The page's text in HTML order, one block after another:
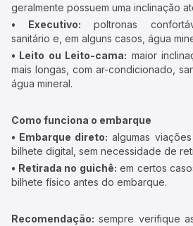
geralmente possuem uma inclinação
• Executivo: poltronas
sanitário e, em alguns casos, água
• Leito ou Leito-cama: maior
mais longas, com ar-condicionado,
água mineral.
Como funciona o embarque
• Embarque direto: algumas
bilhete digital, sem necessidade de
• Retirada no guichê: em certos
bilhete físico antes do embarque.
Recomendação: sempre verifique